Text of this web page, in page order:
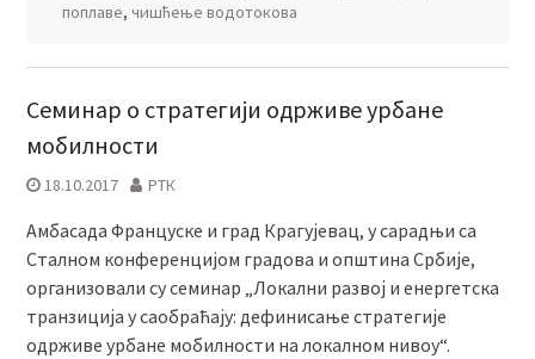
поплаве, чишћење водотокова
Семинар о стратегији одрживе урбане
мобилности
18.10.2017 РТК
Амбасада Француске и град Крагујевац, у сарадњи са
Сталном конференцијом градова и општина Србије,
организовали су семинар „Локални развој и енергетска
транзиција у саобраћају: дефинисање стратегије
одрживе урбане мобилности на локалном нивоу“.